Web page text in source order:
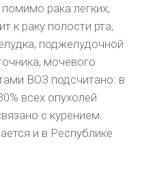
рака легких,
к раку полости рта,
поджелудочной
мочевого
ВОЗ подсчитано: в
всех опухолей
с курением.
и в Республике